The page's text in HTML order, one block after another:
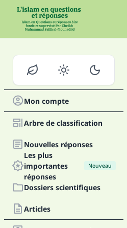
Mon compte
Arbre de classification
Nouvelles réponses
Les plus
importantes
réponses
Nouveau
Dossiers scientifiques
Articles